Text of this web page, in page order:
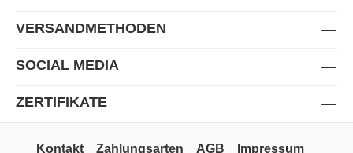
VERSANDMETHODEN
SOCIAL MEDIA
ZERTIFIKATE
Kontakt Zahlungsarten AGB Impressum